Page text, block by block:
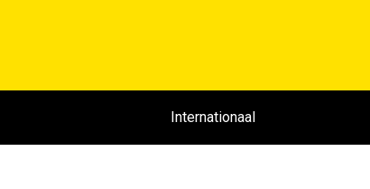
Internationaal